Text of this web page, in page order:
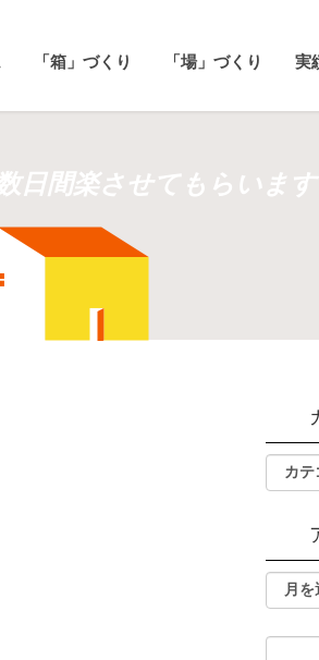
「箱」づくり 「場」づくり 実
日間楽させてもらいます